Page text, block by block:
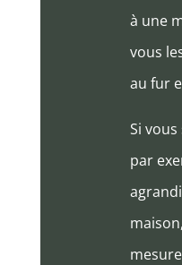
à une
vous
au fur
Si
par